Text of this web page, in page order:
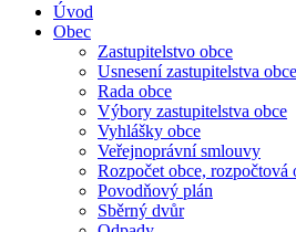
Úvod
Obec
Zastupitelstvo obce
Usnesení zastupitelstva obce
Rada obce
Výbory zastupitelstva obce
Vyhlášky obce
Veřejnoprávní smlouvy
Rozpočet obce, rozpočtová
Povodňový plán
Sběrný dvůr